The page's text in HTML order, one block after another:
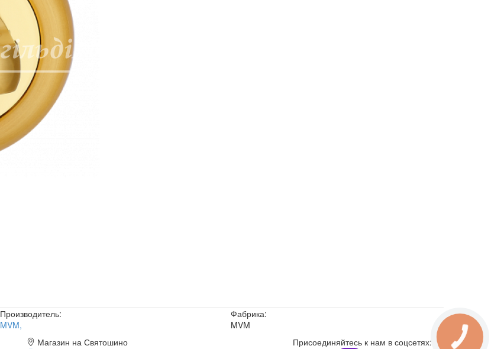
Производитель:
MVM,
Фабрика:
MVM
Магазин на Святошино
Присоединяйтесь к нам в соцсетях: